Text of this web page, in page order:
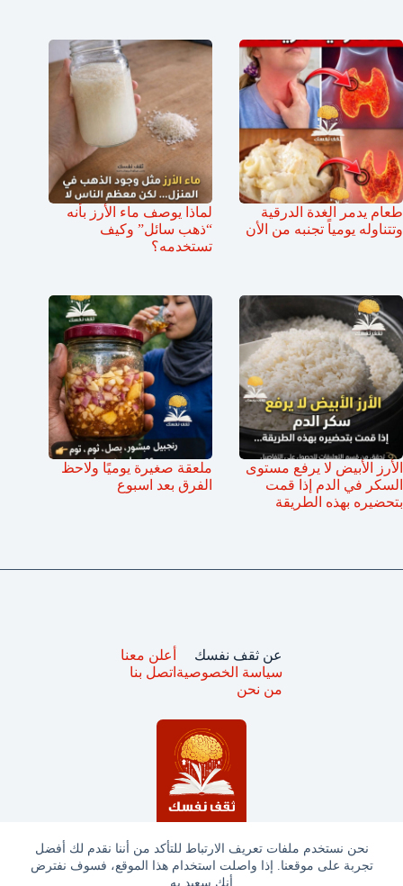
نحن نستخدم ملفات تعريف الارتباط للتأكد من أننا نقدم لك أفضل
تجربة على موقعنا. إذا واصلت استخدام هذا الموقع، فسوف نفترض
أنك سعيد به
طعام يدمر الغدة الدرقية
وتتناوله يومياً تجنبه من الأن
لماذا يوصف ماء الأرز بأنه
“ذهب سائل” وكيف
تستخدمه؟
الأرز الأبيض لا يرفع مستوى
السكر في الدم إذا قمت
بتحضيره بهذه الطريقة
ملعقة صغيرة يوميًا ولاحظ
الفرق بعد اسبوع
جميع الحقوق محفوظة © ثقف نفسك 2025
عن ثقف نفسك
سياسة الخصوصية
من نحن
أعلن معنا
اتصل بنا